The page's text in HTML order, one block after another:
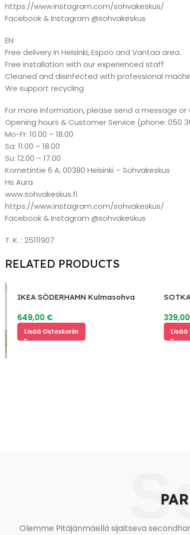
https://www.instagram.com/sohvakeskus/
Facebook & Instagram @sohvakeskus
EN
Free delivery in Helsinki, Espoo and Vantaa area.
Free installation with our experienced staff
Cleaned and disinfected with professional
We support recycling
For more information, please send a message or
Opening hours & Customer Service (phone: 050
Mo-Fr: 10.00 – 18.00
Sa: 11.00 – 18.00
Su: 12.00 – 17.00
Kornetintie 6 A, 00380 Helsinki – Sohvakeskus
Hs Aura
www.sohvakeskus.fi
https://www.instagram.com/sohvakeskus/
Facebook & Instagram @sohvakeskus
T. K. : 25111907
RELATED PRODUCTS
IKEA SÖDERHAMN Kulmasohva
649,00€
Lisää Ostoskoriin
339,00€
Lisää
Olemme Pitäjänmäellä sijaitseva